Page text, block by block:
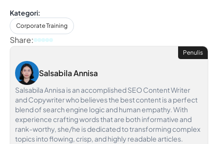
Kategori:
Corporate Training
Share:
Penulis
Salsabila Annisa
Salsabila Annisa is an accomplished SEO Content Writer
and Copywriter who believes the best content is a perfect
blend of search engine logic and human empathy. With
experience crafting words that are both informative and
rank-worthy, she/he is dedicated to transforming complex
topics into flowing, crisp, and highly readable articles.